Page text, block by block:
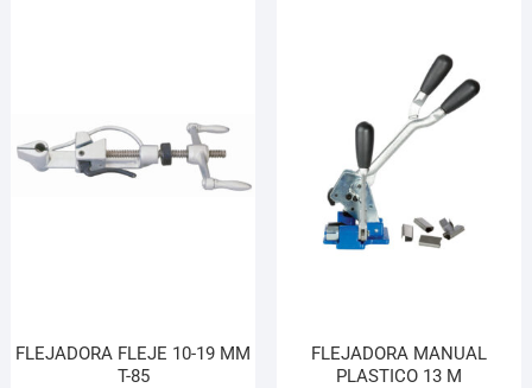
FLEJADORA FLEJE 10-19 MM
T-85
FLEJADORA MANUAL
PLASTICO 13 M